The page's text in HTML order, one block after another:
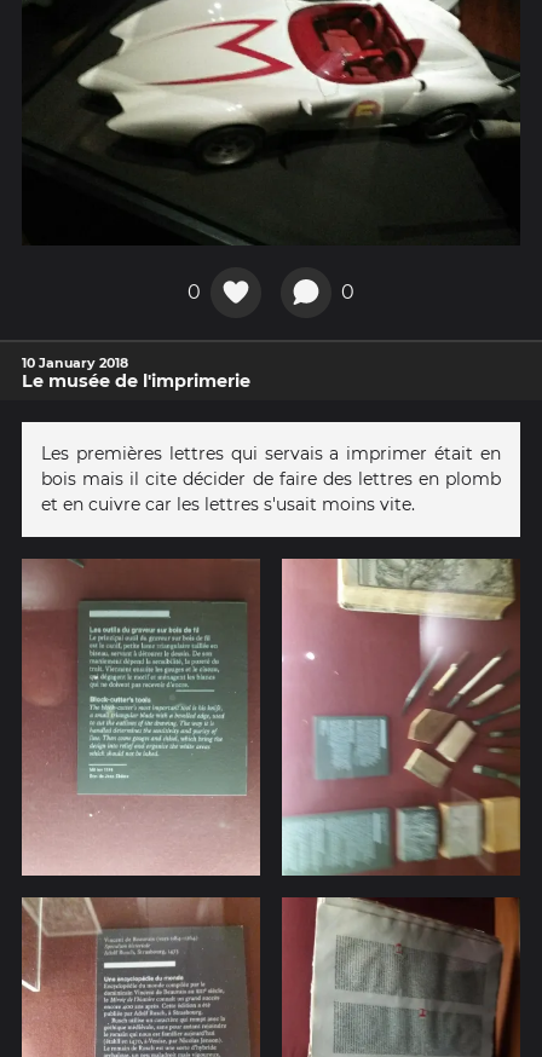
0 0
10 January 2018
Le musée de l'imprimerie
Les premières lettres qui servais a imprimer était en
bois mais il cite décider de faire des lettres en plomb
et en cuivre car les lettres s'usait moins vite.